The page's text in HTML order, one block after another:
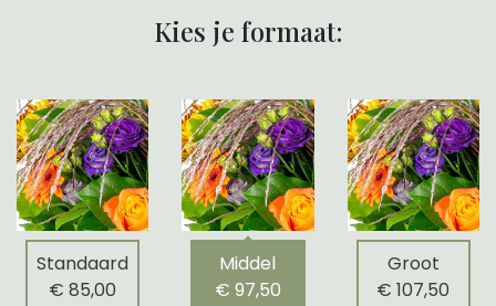
Kies je formaat:
Standaard
€ 85,00
Middel
€ 97,50
Groot
€ 107,50